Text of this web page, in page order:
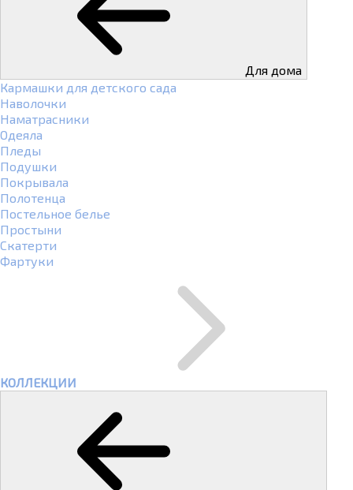
Для дома
Кармашки для детского сада
Наволочки
Наматрасники
Одеяла
Пледы
Подушки
Покрывала
Полотенца
Постельное белье
Простыни
Скатерти
Фартуки
КОЛЛЕКЦИИ